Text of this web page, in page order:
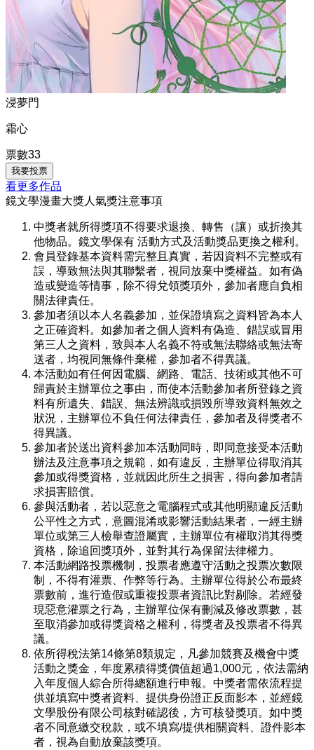
浸夢門
霜心
票數33
我要投票
看更多作品
鏡文學漫畫大獎人氣獎注意事項
中獎者就所得獎項不得要求退換、轉售（讓）或折換其
他物品。鏡文學保有 活動方式及活動獎品更換之權利。
會員登錄基本資料需完整且真實，若因資料不完整或有
誤，導致無法與其聯繫者，視同放棄中獎權益。如有偽
造或變造等情事，除不得兌領獎項外，參加者應自負相
關法律責任。
參加者須以本人名義參加，並保證填寫之資料皆為本人
之正確資料。如參加者之個人資料有偽造、錯誤或冒用
第三人之資料，致與本人名義不符或無法聯絡或無法寄
送者，均視同無條件棄權，參加者不得異議。
本活動如有任何因電腦、網路、電話、技術或其他不可
歸責於主辦單位之事由，而使本活動參加者所登錄之資
料有所遺失、錯誤、無法辨識或損毀所導致資料無效之
狀況，主辦單位不負任何法律責任，參加者及得獎者不
得異議。
參加者於送出資料參加本活動同時，即同意接受本活動
辦法及注意事項之規範，如有違反，主辦單位得取消其
參加或得獎資格，並就因此所生之損害，得向參加者請
求損害賠償。
參與活動者，若以惡意之電腦程式或其他明顯違反活動
公平性之方式，意圖混淆或影響活動結果者，一經主辦
單位或第三人檢舉查證屬實，主辦單位有權取消其得獎
資格，除追回獎項外，並對其行為保留法律權力。
本活動網路投票機制，投票者應遵守活動之投票次數限
制，不得有灌票、作弊等行為。主辦單位得於公布最終
票數前，進行造假或重複投票者資訊比對剔除。若經發
現惡意灌票之行為，主辦單位保有刪減及修改票數，甚
至取消參加或得獎資格之權利，得獎者及投票者不得異
議。
依所得稅法第14條第8類規定，凡參加競賽及機會中獎
活動之獎金，年度累積得獎價值超過1,000元，依法需納
入年度個人綜合所得總額進行申報。中獎者需依流程提
供並填寫中獎者資料、提供身份證正反面影本，並經鏡
文學股份有限公司核對確認後，方可核發獎項。如中獎
者不同意繳交稅款，或不填寫/提供相關資料、證件影本
者，視為自動放棄該獎項。